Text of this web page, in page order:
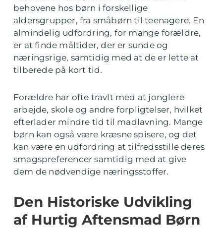
behovene hos børn i forskellige
aldersgrupper, fra småbørn til teenagere. En
almindelig udfordring, for mange forældre,
er at finde måltider, der er sunde og
næringsrige, samtidig med at de er lette at
tilberede på kort tid.
Forældre har ofte travlt med at jonglere
arbejde, skole og andre forpligtelser, hvilket
efterlader mindre tid til madlavning. Mange
børn kan også være kræsne spisere, og det
kan være en udfordring at tilfredsstille deres
smagspreferencer samtidig med at give
dem de nødvendige næringsstoffer.
Den Historiske Udvikling
af Hurtig Aftensmad Børn